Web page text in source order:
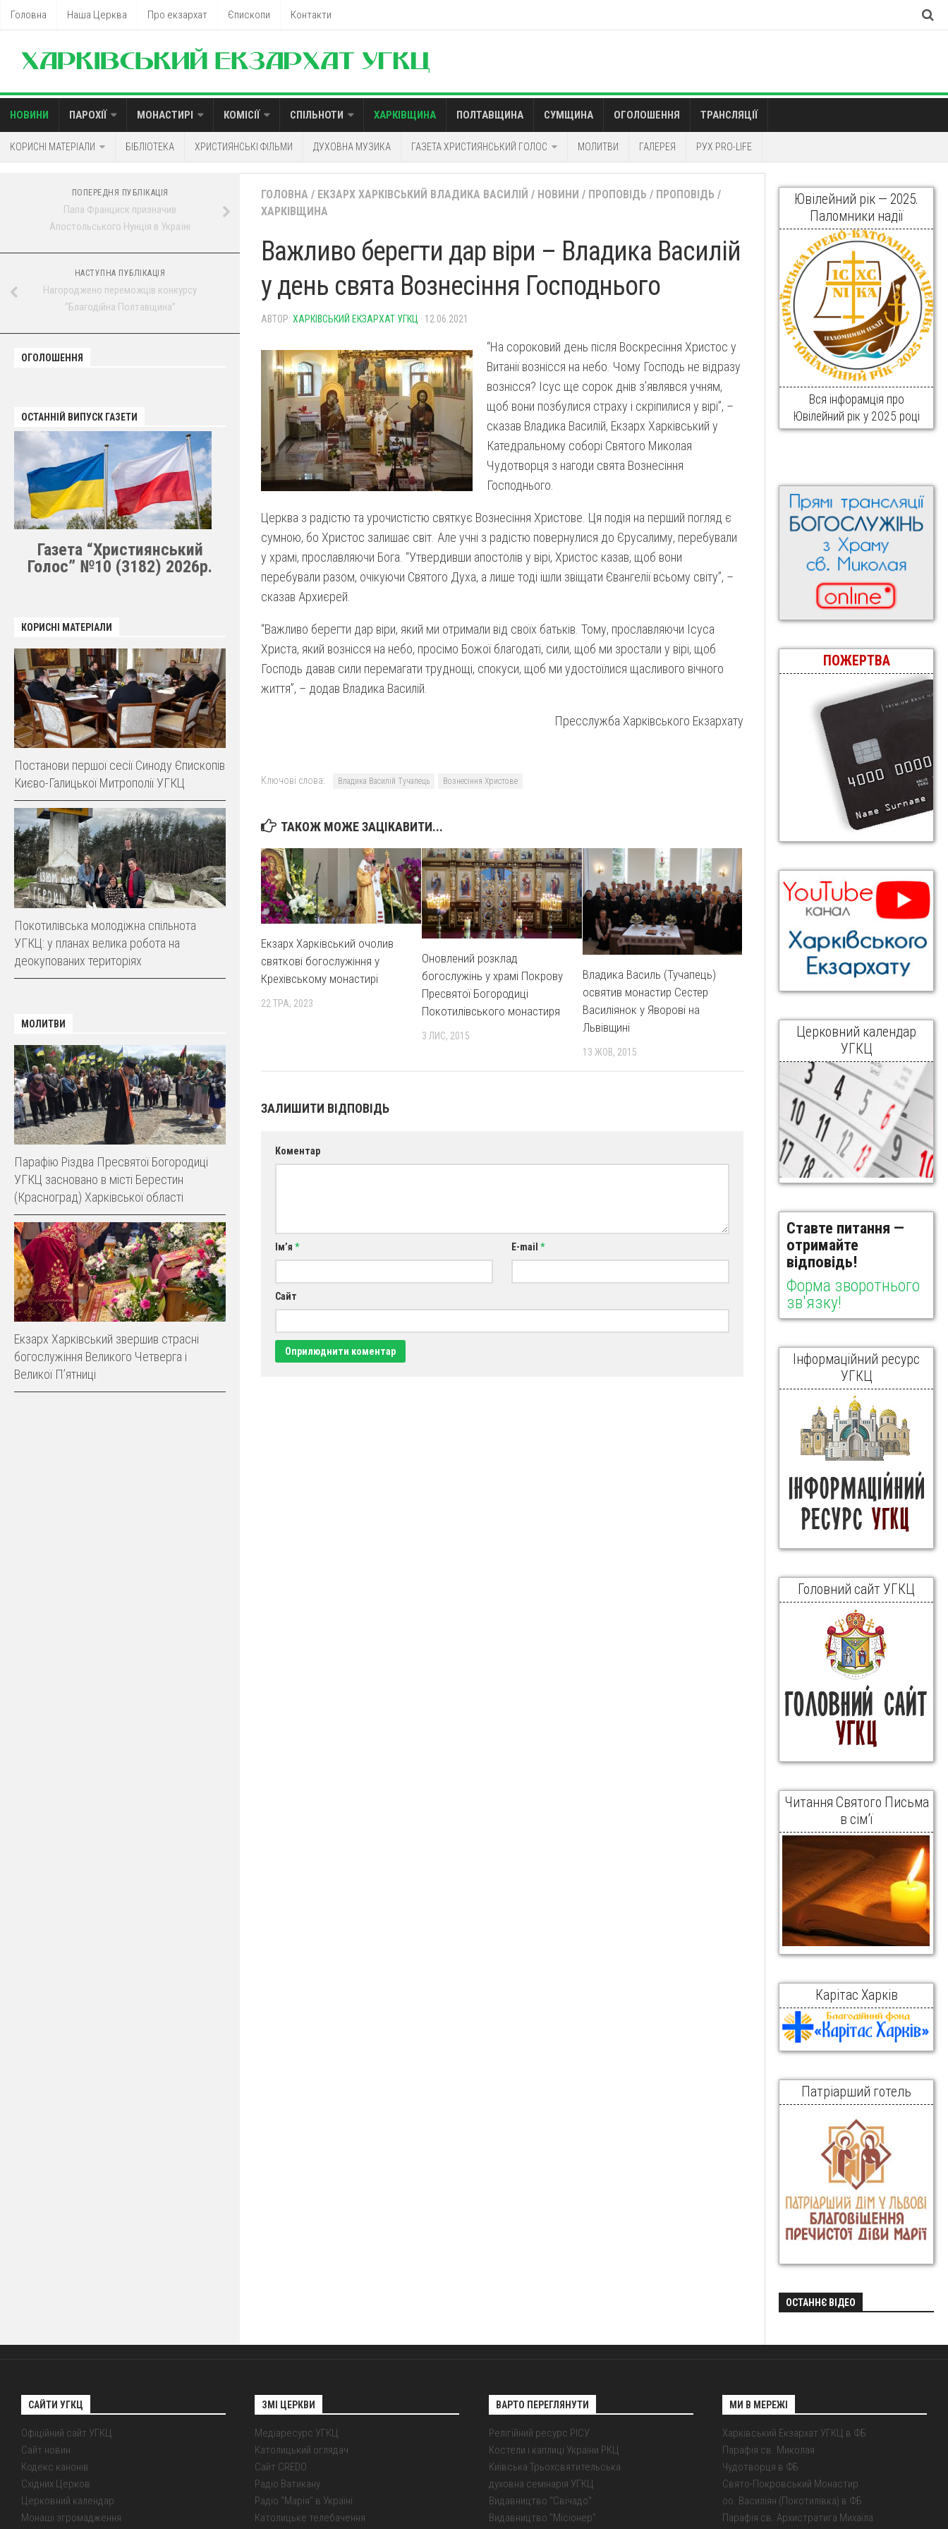
Головна Наша Церква Про екзархат Єпископи Контакти
НОВИНИ ПАРОХІЇ МОНАСТИРІ КОМІСІЇ СПІЛЬНОТИ ХАРКІВЩИНА ПОЛТАВЩИНА СУМЩИНА ОГОЛОШЕННЯ ТРАНСЛЯЦІЇ
КОРИСНІ МАТЕРІАЛИ БІБЛІОТЕКА ХРИСТИЯНСЬКІ ФІЛЬМИ ДУХОВНА МУЗИКА ГАЗЕТА ХРИСТИЯНСЬКИЙ ГОЛОС МОЛИТВИ ГАЛЕРЕЯ РУХ PRO-LIFE
ГОЛОВНА / ЕКЗАРХ ХАРКІВСЬКИЙ ВЛАДИКА ВАСИЛІЙ / НОВИНИ / ПРОПОВІДЬ / ПРОПОВІДЬ /
ХАРКІВЩИНА
Важливо берегти дар віри – Владика Василій
у день свята Вознесіння Господнього
АВТОР: ХАРКІВСЬКИЙ ЕКЗАРХАТ УГКЦ · 12.06.2021
“На сороковий день після Воскресіння Христос у
Витанії вознісся на небо. Чому Господь не відразу
вознісся? Ісус ще сорок днів з’являвся учням,
щоб вони позбулися страху і скріпилися у вірі”, –
сказав Владика Василій, Екзарх Харківський у
Катедральному соборі Святого Миколая
Чудотворця з нагоди свята Вознесіння
Господнього.
Церква з радістю та урочистістю святкує Вознесіння Христове. Ця подія на перший погляд є
сумною, бо Христос залишає світ. Але учні з радістю повернулися до Єрусалиму, перебували
у храмі, прославляючи Бога. “Утвердивши апостолів у вірі, Христос казав, щоб вони
перебували разом, очікуючи Святого Духа, а лише тоді ішли звіщати Євангелії всьому світу”, –
сказав Архиєрей.
“Важливо берегти дар віри, який ми отримали від своїх батьків. Тому, прославляючи Ісуса
Христа, який вознісся на небо, просімо Божої благодаті, сили, щоб ми зростали у вірі, щоб
Господь давав сили перемагати труднощі, спокуси, щоб ми удостоїлися щасливого вічного
життя”, – додав Владика Василій.
Пресслужба Харківського Екзархату
Ключові слова: Владика Василій Тучапець Вознесіння Христове
ТАКОЖ МОЖЕ ЗАЦІКАВИТИ...
Екзарх Харківський очолив
святкові богослужіння у
Крехівському монастирі
22 ТРА, 2023
Оновлений розклад
богослужінь у храмі Покрову
Пресвятої Богородиці
Покотилівського монастиря
3 ЛИС, 2015
Владика Василь (Тучапець)
освятив монастир Сестер
Василіянок у Яворові на
Львівщині
13 ЖОВ, 2015
ЗАЛИШИТИ ВІДПОВІДЬ
Коментар
Ім’я * E-mail *
Сайт
ПОПЕРЕДНЯ ПУБЛІКАЦІЯ
Папа Франциск призначив
Апостольського Нунція в Україні
НАСТУПНА ПУБЛІКАЦІЯ
Нагороджено переможців конкурсу
“Благодійна Полтавщина”
ОГОЛОШЕННЯ
ОСТАННІЙ ВИПУСК ГАЗЕТИ
Газета “Християнський
Голос” №10 (3182) 2026р.
КОРИСНІ МАТЕРІАЛИ
Постанови першої сесії Cиноду Єпископів
Києво-Галицької Митрополії УГКЦ
Покотилівська молодіжна спільнота
УГКЦ: у планах велика робота на
деокупованих територіях
МОЛИТВИ
Парафію Різдва Пресвятої Богородиці
УГКЦ засновано в місті Берестин
(Красноград) Харківської області
Екзарх Харківський звершив страсні
богослужіння Великого Четверга і
Великої Пʼятниці
Ювілейний рік — 2025.
Паломники надії
Вся інфорамція про
Ювілейний рік у 2025 році
ПОЖЕРТВА
Церковний календар
УГКЦ
Ставте питання —
отримайте
відповідь!
Форма зворотнього
зв'язку!
Інформаційний ресурс
УГКЦ
Головний сайт УГКЦ
Читання Святого Письма
в сім’ї
Карітас Харків
Патріарший готель
ОСТАННЄ ВІДЕО
САЙТИ УГКЦ
Офіційний сайт УГКЦ
Сайт новин
Кодекс канонів
Східних Церков
Церковний календар
Монаші згромадження
ЗМІ ЦЕРКВИ
Медіаресурс УГКЦ
Католицький оглядач
Сайт CREDO
Радіо Ватикану
Радіо "Марія" в Україні
Католицьке телебачення
ВАРТО ПЕРЕГЛЯНУТИ
Релігійний ресурс РІСУ
Костели і каплиці України РКЦ
Київська Трьохсвятительська
духовна семінарія УГКЦ
Видавництво "Свічадо"
Видавництво "Місіонер"
МИ В МЕРЕЖІ
Харківський Екзархат УГКЦ в ФБ
Парафія св. Миколая
Чудотворця в ФБ
Свято-Покровський Монастир
оо. Василіян (Покотилівка) в ФБ
Парафія св. Архистратига Михаїла